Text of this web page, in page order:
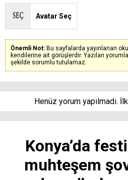
Avatar Seç
Önemli Not: Bu sayfalarda yayınlanan
kendilerine ait görüşlerdir. Yazılan
şekilde sorumlu tutulamaz.
Henüz yorum yapılmadı.
Konya’da
muhteşem